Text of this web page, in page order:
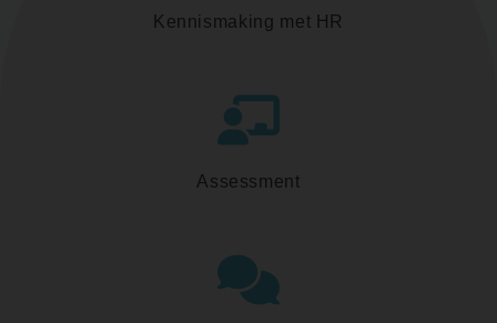
Kennismaking met HR
Assessment